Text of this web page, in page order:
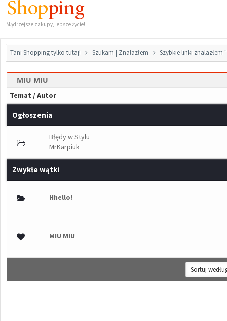
Mądrzejsze zakupy, lepsze życie!
Tani Shopping tylko tutaj! Szukam | Znalazłem Szybkie linki znalazłem
MIU MIU
Temat /Autor
Ogłoszenia
Błędy w Stylu
MrKarpiuk
Zwykłe wątki
Hhello!
- średnia ocena: 0 na 5 gwiazdek
12345
MIU MIU
- średnia ocena: 0 na 5 gwiazdek
12 345